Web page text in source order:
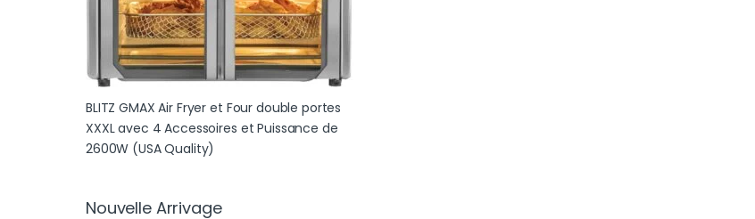
BLITZ GMAX Air Fryer et Four double portes
XXXL avec 4 Accessoires et Puissance de
2600W (USA Quality)
Nouvelle Arrivage